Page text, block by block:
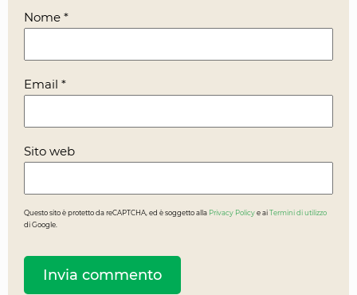
Nome *
Email *
Sito web
Questo sito è protetto da reCAPTCHA, ed è soggetto alla Privacy Policy e ai Termini di utilizzo
di Google.